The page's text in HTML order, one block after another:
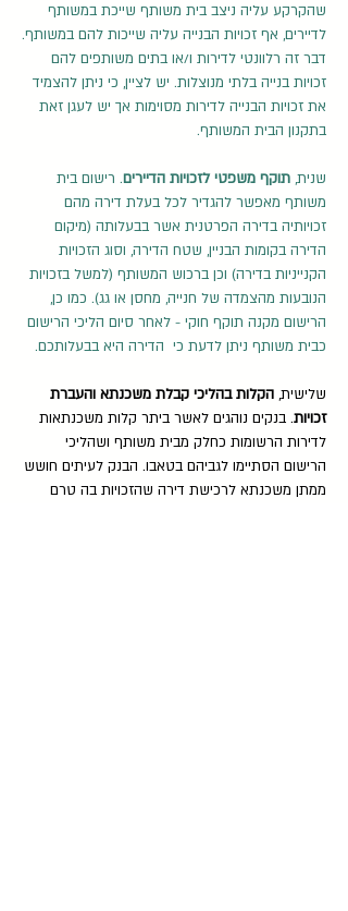
שהקרקע עליה ניצב בית משותף שייכת במשותף
לדיירים, אף זכויות הבנייה עליה שייכות להם במשותף.
דבר זה רלוונטי לדירות ו/או בתים משותפים להם
זכויות בנייה בלתי מנוצלות. יש לציין, כי ניתן להצמיד
את זכויות הבנייה לדירות מסוימות אך יש לעגן זאת
בתקנון הבית המשותף.
שנית, תוקף משפטי לזכויות הדיירים. רישום בית
משותף מאפשר להגדיר לכל בעלת דירה מהם
זכויותיה בדירה הפרטנית אשר בבעלותה (מיקום
הדירה בקומות הבניין, שטח הדירה, וסוג הזכויות
הקנייניות בדירה) וכן ברכוש המשותף (למשל בזכויות
הנובעות מהצמדה של חנייה, מחסן או גג). כמו כן,
הרישום מקנה תוקף חוקי - לאחר סיום הליכי הרישום
כבית משותף ניתן לדעת כי הדירה היא בבעלותכם.
שלישית, הקלות בהליכי קבלת משכנתא והעברת
זכויות. בנקים נוהגים לאשר ביתר קלות משכנתאות
לדירות הרשומות כחלק מבית משותף ושהליכי
הרישום הסתיימו לגביהם בטאבו. הבנק לעיתים חושש
ממתן משכנתא לרכישת דירה שהזכויות בה טרם